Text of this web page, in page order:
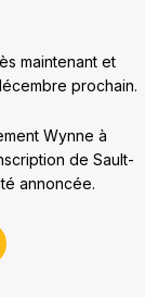
maintenant et
prochain.
Wynne à
de Sault-
annoncée.